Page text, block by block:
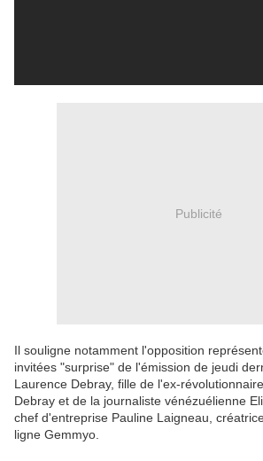
Publicité
Il souligne notamment l'opposition
invitées "surprise" de l'émission de jeudi
Laurence Debray, fille de l'ex-
Debray et de la journaliste vénézuélienne
chef d'entreprise Pauline Laigneau,
ligne Gemmyo.